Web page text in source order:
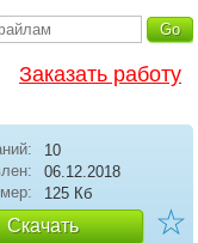
Заказать работу
10
06.12.2018
125 Кб
Скачать ☆